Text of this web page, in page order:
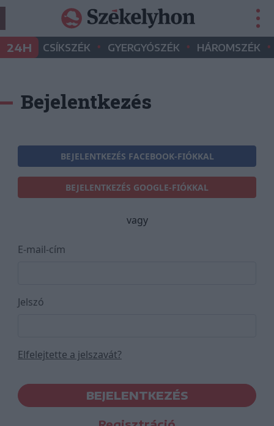
24H CSÍKSZÉK • GYERGYÓSZÉK • HÁROMSZÉK •
Bejelentkezés
BEJELENTKEZÉS FACEBOOK-FIÓKKAL
BEJELENTKEZÉS GOOGLE-FIÓKKAL
vagy
E-mail-cím
Jelszó
Elfelejtette a jelszavát?
BEJELENTKEZÉS